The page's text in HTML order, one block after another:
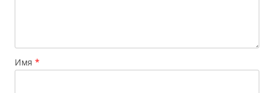
Имя *